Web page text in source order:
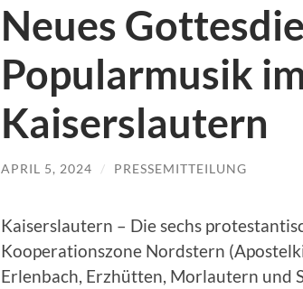
Neues
Popularmusik
Kaiserslautern
APRIL 5, 2024 / PRESSEMITTEILUNG
Kaiserslautern – Die sechs
Kooperationszone Nordstern
Erlenbach, Erzhütten, Morlautern und